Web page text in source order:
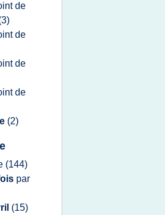
de
de
de
de
(2)
(144)
par
(15)